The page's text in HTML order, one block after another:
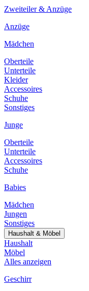
Zweiteiler & Anzüge
Anzüge
Mädchen
Oberteile
Unterteile
Kleider
Accessoires
Schuhe
Sonstiges
Junge
Oberteile
Unterteile
Accessoires
Schuhe
Babies
Mädchen
Jungen
Sonstiges
Haushalt & Möbel
Haushalt
Möbel
Alles anzeigen
Geschirr